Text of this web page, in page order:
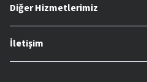
Diğer Hizmetlerimiz
İletişim